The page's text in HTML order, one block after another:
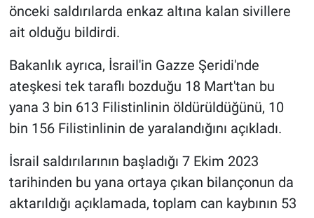
önceki saldırılarda enkaz altına kalan sivillere
ait olduğu bildirdi.
Bakanlık ayrıca, İsrail'in Gazze Şeridi'nde
ateşkesi tek taraflı bozduğu 18 Mart'tan bu
yana 3 bin 613 Filistinlinin öldürüldüğünü, 10
bin 156 Filistinlinin de yaralandığını açıkladı.
İsrail saldırılarının başladığı 7 Ekim 2023
tarihinden bu yana ortaya çıkan bilançonun da
aktarıldığı açıklamada, toplam can kaybının 53